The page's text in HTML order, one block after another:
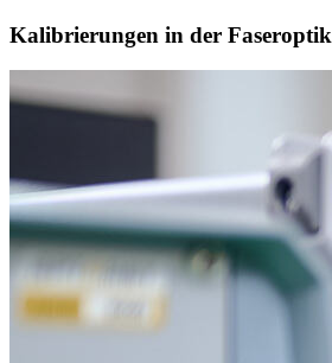
Kalibrierungen in der Faseroptik